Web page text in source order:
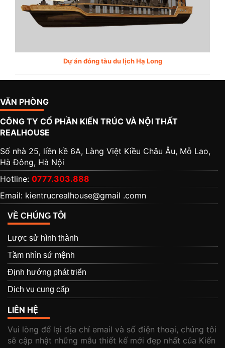
Dự án đóng tàu du lịch Hạ Long
VĂN PHÒNG
CÔNG TY CỔ PHẦN KIẾN TRÚC VÀ NỘI THẤT
REALHOUSE
Số nhà 25, liền kề 6A, Làng Việt Kiều Châu Âu, Mỗ Lao,
Hà Đông, Hà Nội
Hotline: 0777.303.888
Email: kientrucrealhouse@gmail .comn
VỀ CHÚNG TÔI
Lược sử hình thành
Tầm nhìn sứ mệnh
Định hướng phát triển
Dịch vụ cung cấp
LIÊN HỆ
Vui lòng để lại địa chỉ email và số điện thoại, chúng tôi
sẽ cập nhật những mẫu thiết kế mới đẹp nhất của Kiến